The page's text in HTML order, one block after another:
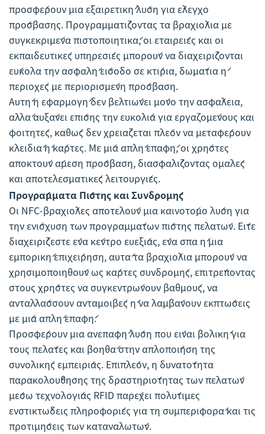
προσφέρουν μια εξαιρετική λύση για έλεγχο
πρόσβασης. Προγραμματίζοντας τα βραχιόλια με
συγκεκριμένα πιστοποιητικά, οι εταιρείες και οι
εκπαιδευτικές υπηρεσίες μπορούν να διαχειρίζονται
εύκολα την ασφαλή είσοδο σε κτίρια, δωμάτια ή
περιοχές με περιορισμένη πρόσβαση.
Αυτή η εφαρμογή δεν βελτιώνει μόνο την ασφάλεια,
αλλά αυξάνει επίσης την ευκολία για εργαζομένους και
φοιτητές, καθώς δεν χρειάζεται πλέον να μεταφέρουν
κλειδιά ή κάρτες. Με μία απλή επαφή, οι χρήστες
αποκτούν άμεση πρόσβαση, διασφαλίζοντας ομαλές
και αποτελεσματικές λειτουργίες.
Προγράμματα Πίστης και Συνδρομής
Οι NFC-βραχιόλες αποτελούν μια καινοτόμο λύση για
την ενίσχυση των προγραμμάτων πίστης πελατών. Είτε
διαχειρίζεστε ένα κέντρο ευεξίας, ένα σπα ή μια
εμπορική επιχείρηση, αυτά τα βραχιόλια μπορούν να
χρησιμοποιηθούν ως κάρτες συνδρομής, επιτρέποντας
στους χρήστες να συγκεντρώνουν βαθμούς, να
ανταλλάσσουν ανταμοιβές ή να λαμβάνουν εκπτώσεις
με μία απλή επαφή.
Προσφέρουν μια ανεπαφή λύση που είναι βολική για
τους πελάτες και βοηθά στην απλοποίηση της
συνολικής εμπειρίας. Επιπλέον, η δυνατότητα
παρακολούθησης της δραστηριότητας των πελατών
μέσω τεχνολογίας RFID παρέχει πολύτιμες
ενστικτώδεις πληροφορίες για τη συμπεριφορά και τις
προτιμήσεις των καταναλωτών.